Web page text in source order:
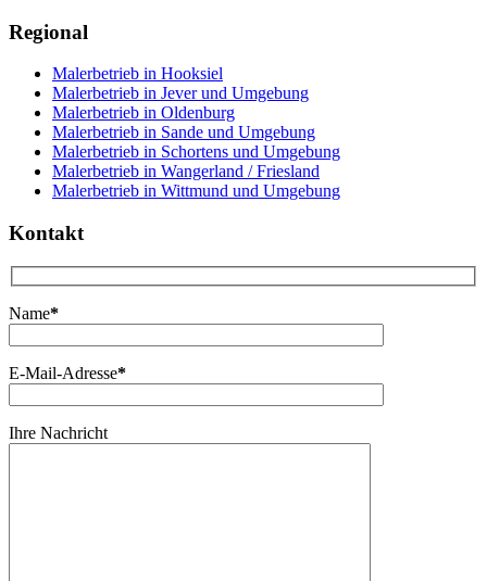
Regional
Malerbetrieb in Hooksiel
Malerbetrieb in Jever und Umgebung
Malerbetrieb in Oldenburg
Malerbetrieb in Sande und Umgebung
Malerbetrieb in Schortens und Umgebung
Malerbetrieb in Wangerland / Friesland
Malerbetrieb in Wittmund und Umgebung
Kontakt
Name*
E-Mail-Adresse*
Ihre Nachricht